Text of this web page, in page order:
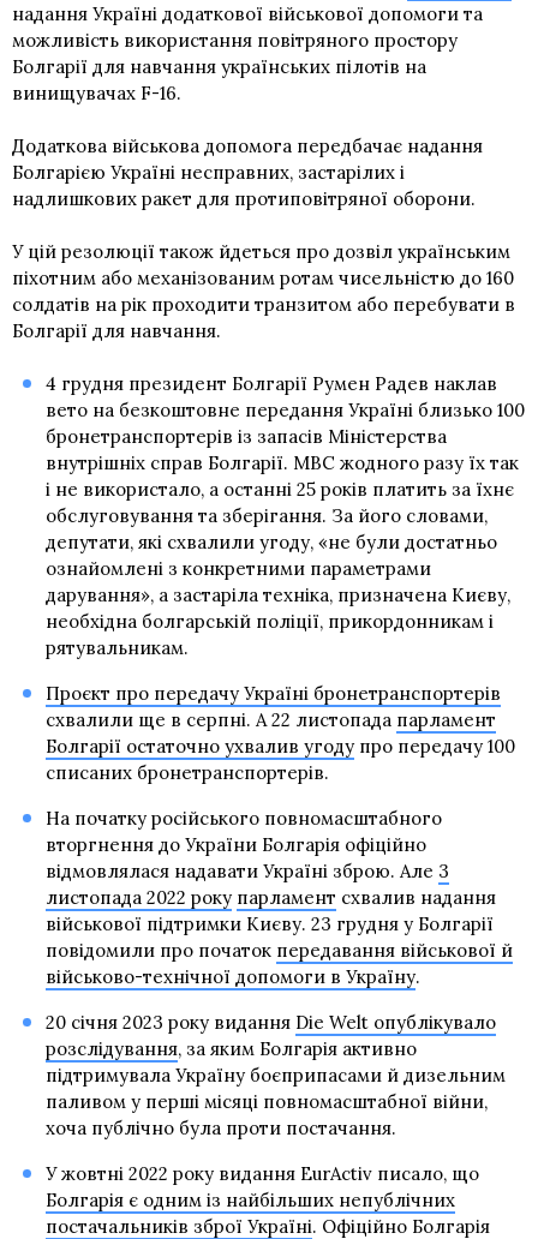
надання Україні додаткової військової допомоги та
можливість використання повітряного простору
Болгарії для навчання українських пілотів на
винищувачах F-16.
Додаткова військова допомога передбачає надання
Болгарією Україні несправних, застарілих і
надлишкових ракет для протиповітряної оборони.
У цій резолюції також йдеться про дозвіл українським
піхотним або механізованим ротам чисельністю до 160
солдатів на рік проходити транзитом або перебувати в
Болгарії для навчання.
4 грудня президент Болгарії Румен Радев наклав
вето на безкоштовне передання Україні близько 100
бронетранспортерів із запасів Міністерства
внутрішніх справ Болгарії. МВС жодного разу їх так
і не використало, а останні 25 років платить за їхнє
обслуговування та зберігання. За його словами,
депутати, які схвалили угоду, «не були достатньо
ознайомлені з конкретними параметрами
дарування», а застаріла техніка, призначена Києву,
необхідна болгарській поліції, прикордонникам і
рятувальникам.
Проєкт про передачу Україні бронетранспортерів
схвалили ще в серпні. А 22 листопада парламент
Болгарії остаточно ухвалив угодупро передачу 100
списаних бронетранспортерів.
На початку російського повномасштабного
вторгнення до України Болгарія офіційно
відмовлялася надавати Україні зброю. Але 3
листопада 2022 року парламент схвалив надання
військової підтримки Києву. 23 грудня у Болгарії
повідомили про початок передавання військової й
військово-технічної допомоги в Україну.
20 січня 2023 року видання Die Welt опублікувало
розслідування, за яким Болгарія активно
підтримувала Україну боєприпасами й дизельним
паливом у перші місяці повномасштабної війни,
хоча публічно була проти постачання.
У жовтні 2022 року видання EurActiv писало, що
Болгарія є одним із найбільших непублічних
постачальників зброї Україні. Офіційно Болгарія